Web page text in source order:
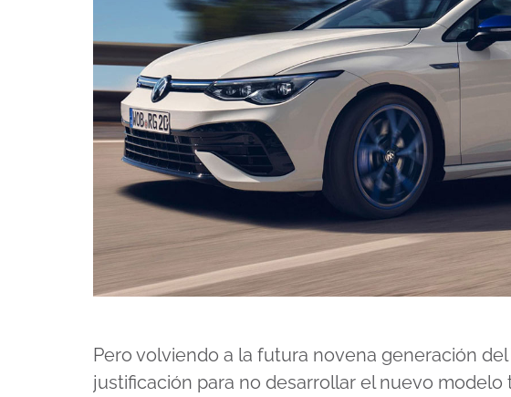
Pero volviendo a la futura novena generación
justificación para no desarrollar el nuevo